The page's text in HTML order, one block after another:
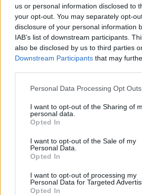
us or personal information disclosed to
your opt-out. You may separately opt-
disclosure of your personal information
IAB’s list of downstream participants.
also be disclosed by us to third parties
Downstream Participants that may
Personal Data Processing Opt Outs
I want to opt-out of the Sharing of
personal data.
Opted In
I want to opt-out of the Sale of my
Personal Data.
Opted In
I want to opt-out of processing my
Personal Data for Targeted
Opted In
Investissement Immobilier!
4 avril 2024